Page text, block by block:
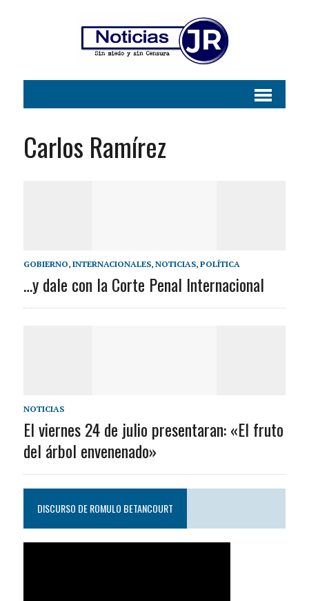
Carlos Ramírez
GOBIERNO, INTERNACIONALES, NOTICIAS, POLÍTICA
…y dale con la Corte Penal Internacional
NOTICIAS
El viernes 24 de julio presentaran: «El fruto
del árbol envenenado»
DISCURSO DE ROMULO BETANCOURT